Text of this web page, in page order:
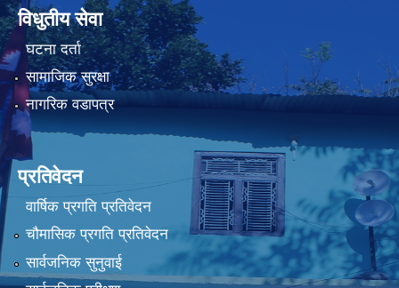
विधुतीय सेवा
घटना दर्ता
सामाजिक सुरक्षा
नागरिक वडापत्र
प्रतिवेदन
वार्षिक प्रगति प्रतिवेदन
चौमासिक प्रगति प्रतिवेदन
सार्वजनिक सुनुवाई